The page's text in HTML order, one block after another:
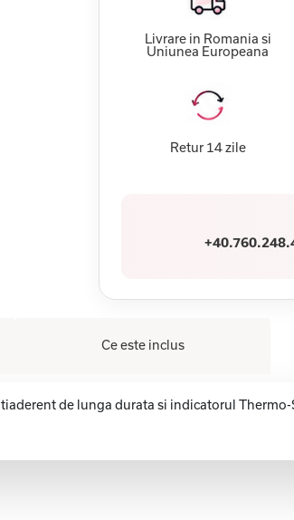
Livrare in Romania si
Uniunea Europeana
Retur 14 zile
Ce este inclus
de lunga durata si indicatorul